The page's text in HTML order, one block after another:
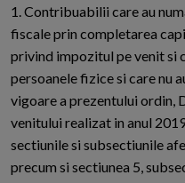
1. Contribuabilii care au
fiscale prin completarea
privind impozitul pe venit si
persoanele fizice si care nu
vigoare a prezentului ordin,
venitului realizat in anul
sectiunile si subsectiunile
precum si sectiunea 5,